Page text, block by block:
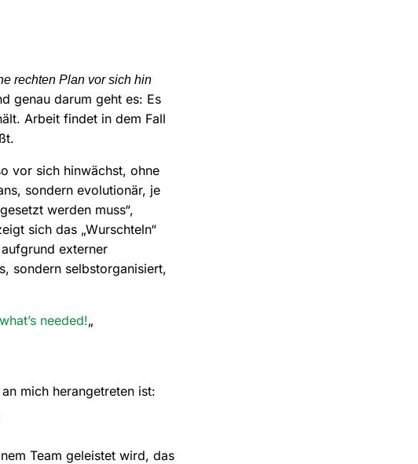
rechten Plan vor sich hin
genau darum geht es: Es
Arbeit findet in dem Fall
vor sich hinwächst, ohne
sondern evolutionär, je
werden muss“,
sich das „Wurschteln“
externer
sondern selbstorganisiert,
needed!„
mich herangetreten ist:
Team geleistet wird, das